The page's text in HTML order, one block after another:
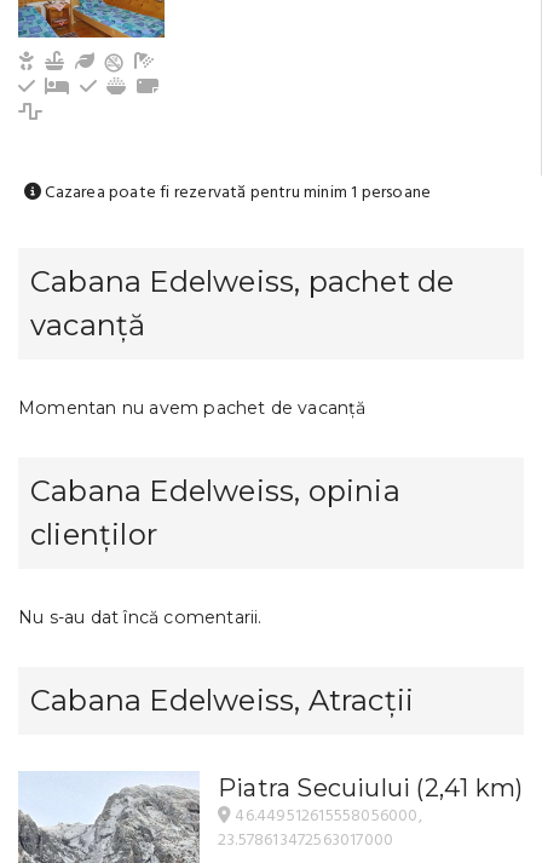
Copii și bebeluși sunt binevenite
Bucătărie echipată
Grădină / Curte / Zonă verde
FrigiderPat suplimentar
Tacâmuri, vesela
Aragaz
Cazarea poate fi rezervată pentru minim 1 persoane
Cabana Edelweiss, pachet de
vacanță
Momentan nu avem pachet de vacanță
Cabana Edelweiss, opinia
clienților
Nu s-au dat încă comentarii.
Cabana Edelweiss, Atracții
Piatra Secuiului (2,41 km)
46.449512615558056000,
23.578613472563017000